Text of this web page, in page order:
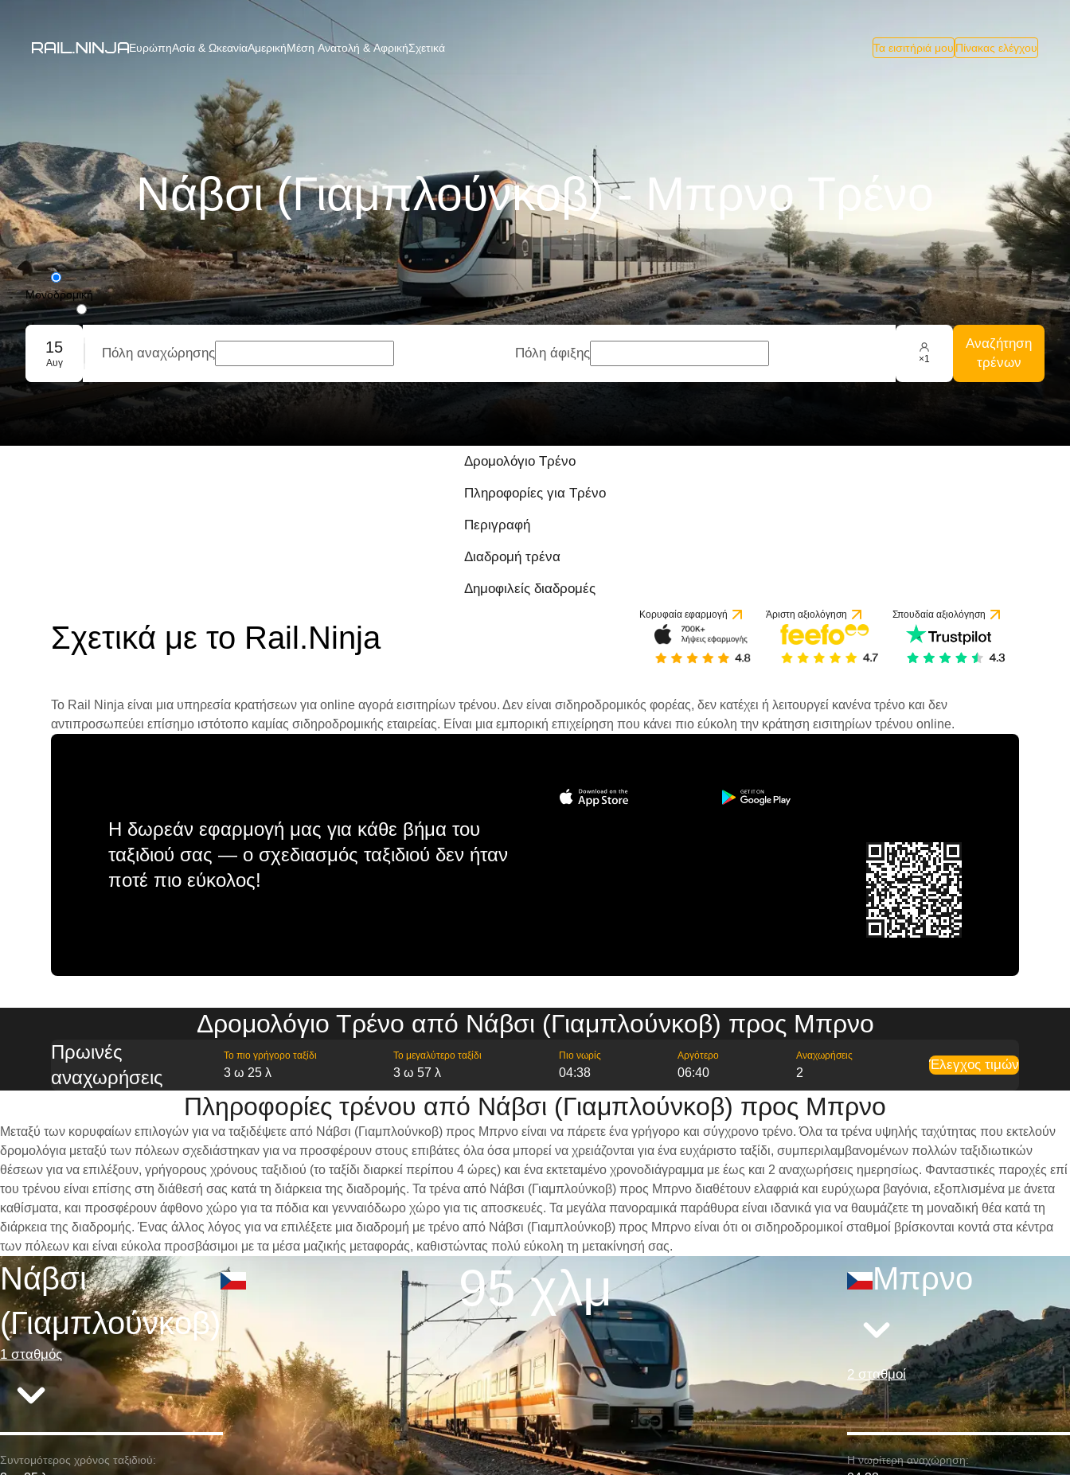
ΕυρώπηΑσία & ΩκεανίαΑμερικήΜέση Ανατολή & ΑφρικήΣχετικά Τα εισιτήριά μου Πίνακας ελέγχου
Νάβσι (Γιαμπλούνκοβ) - Μπρνο Tρένο
Μονοδρομική
Με επιστροφή
Ομαδική κράτηση
15
Αυγ
Πόλη αναχώρησης Πόλη άφιξης ×1
Αναζήτηση
τρένων
Δρομολόγιο Τρένο
Πληροφορίες για Τρένο
Περιγραφή
Διαδρομή τρένα
Δημοφιλείς διαδρομές
Σχετικά με το Rail.Ninja
Κορυφαία εφαρμογή Άριστη αξιολόγηση Σπουδαία αξιολόγηση
Το Rail Ninja είναι μια υπηρεσία κρατήσεων για online αγορά εισιτηρίων τρένου. Δεν είναι σιδηροδρομικός φορέας, δεν κατέχει ή λειτουργεί κανένα τρένο και δεν
αντιπροσωπεύει επίσημο ιστότοπο καμίας σιδηροδρομικής εταιρείας. Είναι μια εμπορική επιχείρηση που κάνει πιο εύκολη την κράτηση εισιτηρίων τρένου online.
Η δωρεάν εφαρμογή μας για κάθε βήμα του
ταξιδιού σας — ο σχεδιασμός ταξιδιού δεν ήταν
ποτέ πιο εύκολος!
Δρομολόγιο Τρένο από Νάβσι (Γιαμπλούνκοβ) προς Μπρνο
Πρωινές
αναχωρήσεις
Το πιο γρήγορο ταξίδι
3 ω 25 λ
Το μεγαλύτερο ταξίδι
3 ω 57 λ
Πιο νωρίς
04:38
Αργότερο
06:40
Αναχωρήσεις
2
Έλεγχος τιμών
Πληροφορίες τρένου από Νάβσι (Γιαμπλούνκοβ) προς Μπρνο
Μεταξύ των κορυφαίων επιλογών για να ταξιδέψετε από Νάβσι (Γιαμπλούνκοβ) προς Μπρνο είναι να πάρετε ένα γρήγορο και σύγχρονο τρένο. Όλα τα τρένα υψηλής ταχύτητας που εκτελούν
δρομολόγια μεταξύ των πόλεων σχεδιάστηκαν για να προσφέρουν στους επιβάτες όλα όσα μπορεί να χρειάζονται για ένα ευχάριστο ταξίδι, συμπεριλαμβανομένων πολλών ταξιδιωτικών
θέσεων για να επιλέξουν, γρήγορους χρόνους ταξιδιού (το ταξίδι διαρκεί περίπου 4 ώρες) και ένα εκτεταμένο χρονοδιάγραμμα με έως και 2 αναχωρήσεις ημερησίως. Φανταστικές παροχές επί
του τρένου είναι επίσης στη διάθεσή σας κατά τη διάρκεια της διαδρομής. Τα τρένα από Νάβσι (Γιαμπλούνκοβ) προς Μπρνο διαθέτουν ελαφριά και ευρύχωρα βαγόνια, εξοπλισμένα με άνετα
καθίσματα, και προσφέρουν άφθονο χώρο για τα πόδια και γενναιόδωρο χώρο για τις αποσκευές. Τα μεγάλα πανοραμικά παράθυρα είναι ιδανικά για να θαυμάζετε τη μοναδική θέα κατά τη
διάρκεια της διαδρομής. Ένας άλλος λόγος για να επιλέξετε μια διαδρομή με τρένο από Νάβσι (Γιαμπλούνκοβ) προς Μπρνο είναι ότι οι σιδηροδρομικοί σταθμοί βρίσκονται κοντά στα κέντρα
των πόλεων και είναι εύκολα προσβάσιμοι με τα μέσα μαζικής μεταφοράς, καθιστώντας πολύ εύκολη τη μετακίνησή σας.
Νάβσι
(Γιαμπλούνκοβ)
1 σταθμός
95 χλμ Μπρνο
2 σταθμοί
Συντομότερος χρόνος ταξιδιού: Η νωρίτερη αναχώρηση: